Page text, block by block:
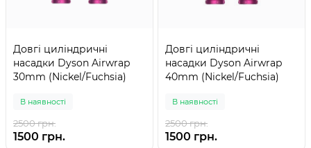
Довгі циліндричні
насадки Dyson Airwrap
30mm (Nickel/Fuchsia)
В наявності
2500 грн.
1500 грн.
Довгі циліндричні
насадки Dyson Airwrap
40mm (Nickel/Fuchsia)
В наявності
2500 грн.
1500 грн.